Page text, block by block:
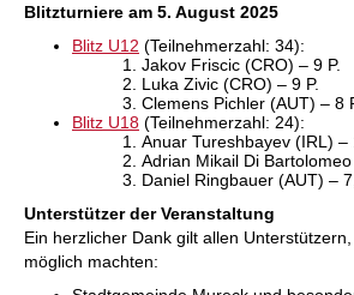
Blitzturniere am 5. August 2025
Blitz U12 (Teilnehmerzahl: 34):
Jakov Friscic (CRO) – 9 P.
Luka Zivic (CRO) – 9 P.
Clemens Pichler (AUT) – 8
Blitz U18 (Teilnehmerzahl: 24):
Anuar Tureshbayev (IRL) –
Adrian Mikail Di Bartolomeo
Daniel Ringbauer (AUT) –
Unterstützer der Veranstaltung
Ein herzlicher Dank gilt allen
möglich machten: